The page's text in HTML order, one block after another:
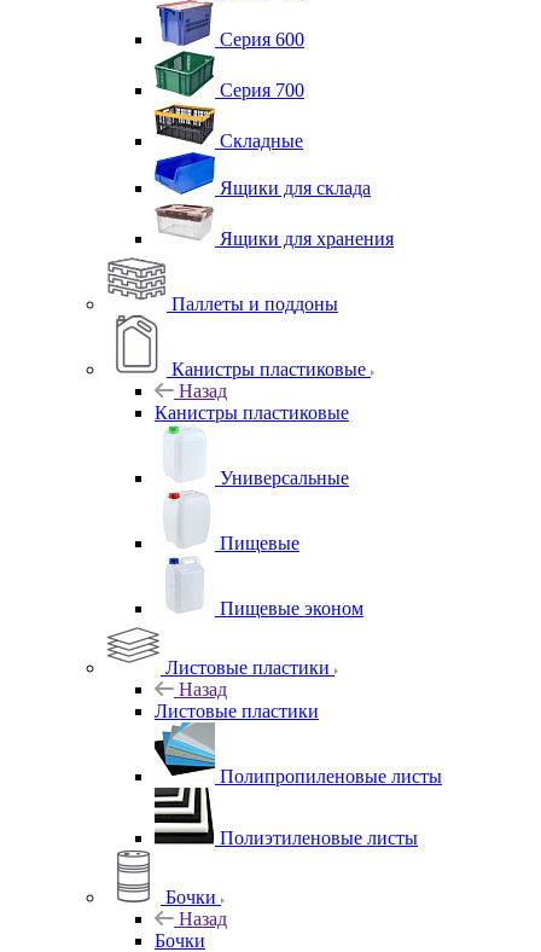
Серия 600
Серия 700
Складные
Ящики для склада
Ящики для хранения
Паллеты и поддоны
Канистры пластиковые
Назад
Канистры пластиковые
Универсальные
Пищевые
Пищевые эконом
Листовые пластики
Назад
Листовые пластики
Полипропиленовые листы
Полиэтиленовые листы
Бочки
Назад
Бочки